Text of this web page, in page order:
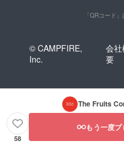
「QRコード
© CAMPFIRE,
Inc.
会
要
The Fruits
58
もう一度